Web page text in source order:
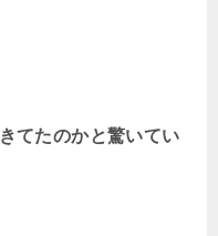
てたのかと驚いてい